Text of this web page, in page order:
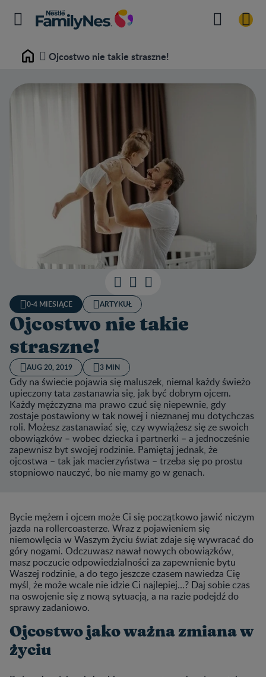
Home Ojcostwo nie takie straszne!
0-4 MIESIĄCE ARTYKUŁ
Ojcostwo nie takie
straszne!
AUG 20, 2019 3 MIN
Gdy na świecie pojawia się maluszek, niemal każdy świeżo
upieczony tata zastanawia się, jak być dobrym ojcem.
Każdy mężczyzna ma prawo czuć się niepewnie, gdy
zostaje postawiony w tak nowej i nieznanej mu dotychczas
roli. Możesz zastanawiać się, czy wywiążesz się ze swoich
obowiązków – wobec dziecka i partnerki – a jednocześnie
zapewnisz byt swojej rodzinie. Pamiętaj jednak, że
ojcostwa – tak jak macierzyństwa – trzeba się po prostu
stopniowo nauczyć, bo nie mamy go w genach.
Bycie mężem i ojcem może Ci się początkowo jawić niczym
jazda na rollercoasterze. Wraz z pojawieniem się
niemowlęcia w Waszym życiu świat zdaje się wywracać do
góry nogami. Odczuwasz nawał nowych obowiązków,
masz poczucie odpowiedzialności za zapewnienie bytu
Waszej rodzinie, a do tego jeszcze czasem nawiedza Cię
myśl, że może wcale nie idzie Ci najlepiej…? Daj sobie czas
na oswojenie się z nową sytuacją, a na razie podejdź do
sprawy zadaniowo.
Ojcostwo jako ważna zmiana w
życiu